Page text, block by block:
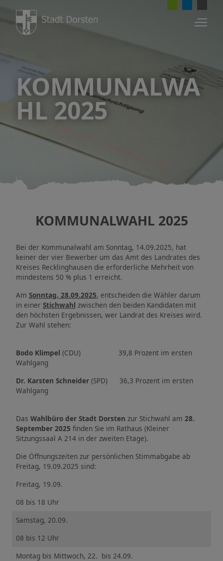
KOMMUNALWA
HL 2025
KOMMUNALWAHL 2025
Bei der Kommunalwahl am Sonntag, 14.09.2025, hat
keiner der vier Bewerber um das Amt des Landrates des
Kreises Recklinghausen die erforderliche Mehrheit von
mindestens 50 % plus 1 erreicht.
Am Sonntag, 28.09.2025, entscheiden die Wähler darum
in einer Stichwahl zwischen den beiden Kandidaten mit
den höchsten Ergebnissen, wer Landrat des Kreises wird.
Zur Wahl stehen:
Bodo Klimpel (CDU) 39,8 Prozent im ersten
Wahlgang
Dr. Karsten Schneider (SPD) 36,3 Prozent im ersten
Wahlgang
Das Wahlbüro der Stadt Dorsten zur Stichwahl am 28.
September 2025 finden Sie im Rathaus (Kleiner
Sitzungssaal A 214 in der zweiten Etage).
Die Öffnungszeiten zur persönlichen Stimmabgabe ab
Freitag, 19.09.2025 sind:
Freitag, 19.09.
08 bis 18 Uhr
Samstag, 20.09.
08 bis 12 Uhr
Montag bis Mittwoch, 22. bis 24.09.